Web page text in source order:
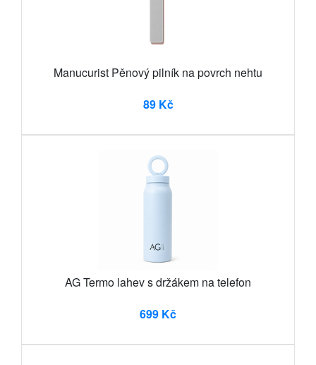
Manucurist Pěnový pilník na povrch nehtu
89 Kč
AG Termo lahev s držákem na telefon
699 Kč